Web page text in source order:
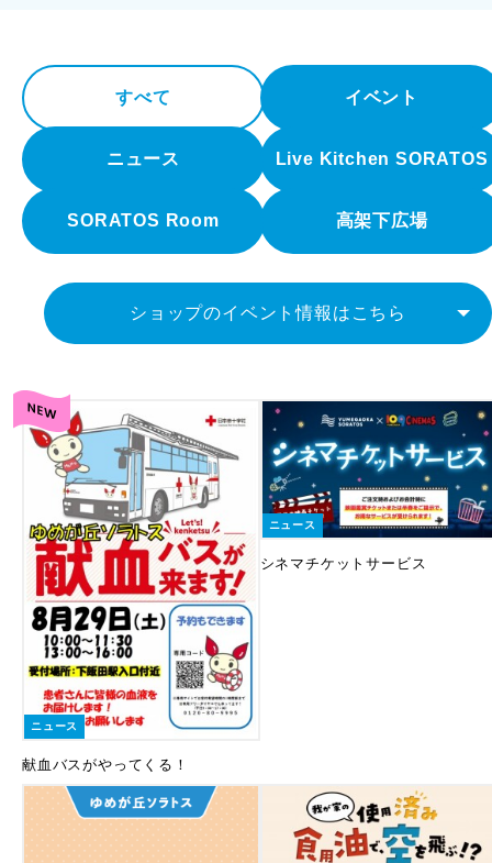
すべて イベント
ニュース Live Kitchen SORATOS
SORATOS Room 高架下広場
ショップのイベント情報はこちら
ニュース
献血バスがやってくる！
ニュース
シネマチケットサービス